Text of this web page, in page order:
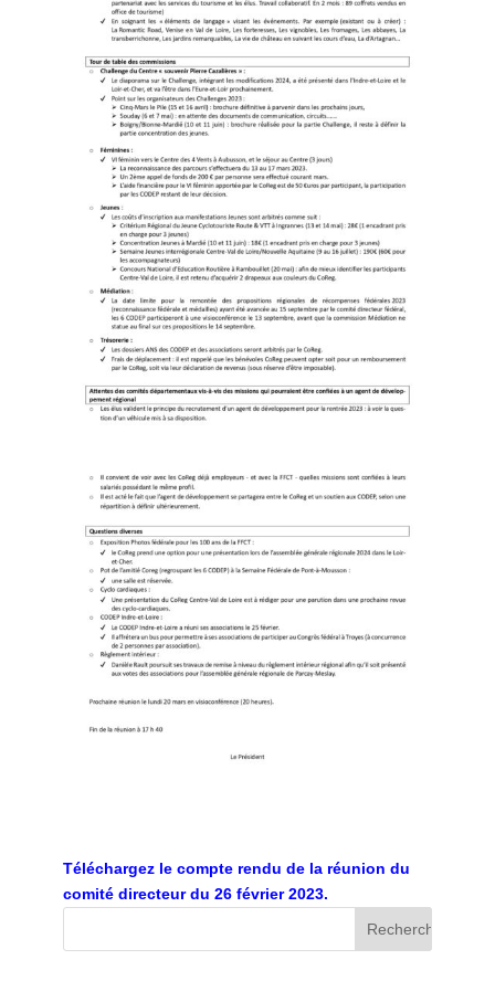
Téléchargez le compte rendu de la réunion du
comité directeur du 26 février 2023.